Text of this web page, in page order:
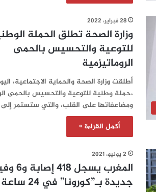
28 فبراير، 2022
وزارة الصحة تطلق الحملة
للتوعية والتحسيس بالحمى
الروماتيزمية
أطلقت وزارة الصحة والحماية الاجتماعية،
،حملة وطنية للتوعية والتحسيس بالحمى
ومضاعفاتها على القلب، والتي ستستمر
أكمل القراءة »
2 يونيو، 2021
المغرب يسجل
جديدة بـ”كورونا” في 24 ساعة‎‎‎‎‎‎‎‎‎‎‎